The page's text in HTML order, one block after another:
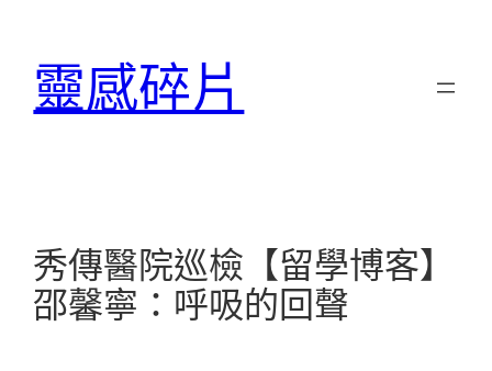
靈感碎片
秀傳醫院巡檢【留學博客】
邵馨寧：呼吸的回聲